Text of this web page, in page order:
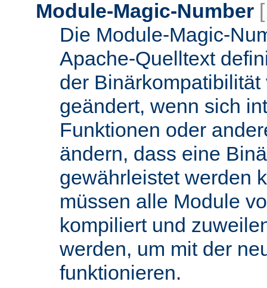
Module-Magic-Number
Die Module-Magic-
Apache-Quelltext
der
geändert, wenn sich
Funktionen oder
ändern, dass eine
gewährleistet werden
müssen alle Module
kompiliert und
werden, um mit der
funktionieren.